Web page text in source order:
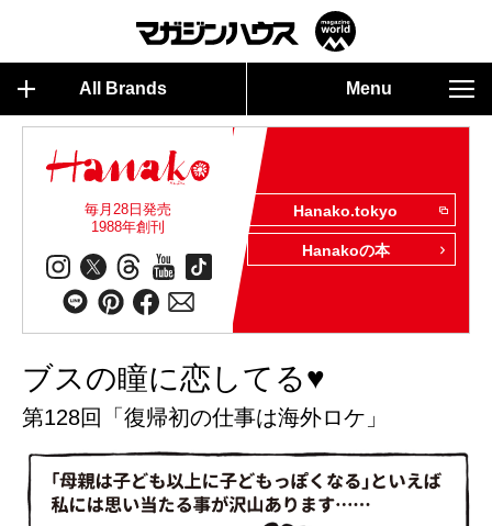
All Brands Menu
毎月28日発売
1988年創刊
Hanako.tokyo
Hanakoの本
ブスの瞳に恋してる♥
第128回「復帰初の仕事は海外ロケ」